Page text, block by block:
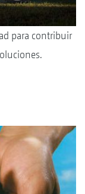
para contribuir